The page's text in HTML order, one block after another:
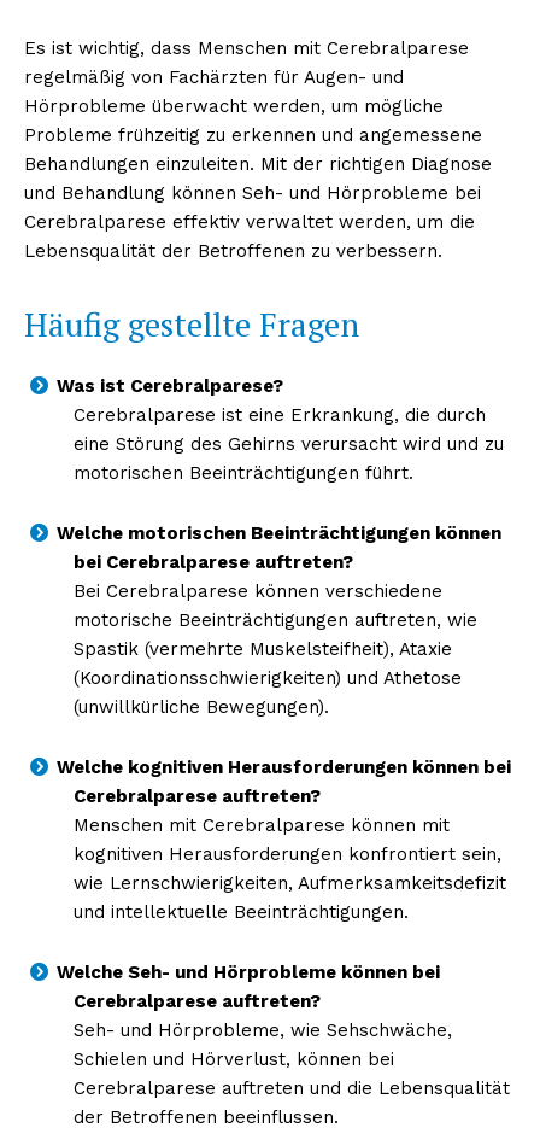
Erhalte unseren
kostenlosen Newsletter
Es ist wichtig, dass Menschen mit Cerebralparese
regelmäßig von Fachärzten für Augen- und
Hörprobleme überwacht werden, um mögliche
Probleme frühzeitig zu erkennen und angemessene
Behandlungen einzuleiten. Mit der richtigen Diagnose
und Behandlung können Seh- und Hörprobleme bei
Cerebralparese effektiv verwaltet werden, um die
Lebensqualität der Betroffenen zu verbessern.
Häufig gestellte Fragen
Was ist Cerebralparese?
Cerebralparese ist eine Erkrankung, die durch
eine Störung des Gehirns verursacht wird und zu
motorischen Beeinträchtigungen führt.
Welche motorischen Beeinträchtigungen können
bei Cerebralparese auftreten?
Bei Cerebralparese können verschiedene
motorische Beeinträchtigungen auftreten, wie
Spastik (vermehrte Muskelsteifheit), Ataxie
(Koordinationsschwierigkeiten) und Athetose
(unwillkürliche Bewegungen).
Welche kognitiven Herausforderungen können bei
Cerebralparese auftreten?
Menschen mit Cerebralparese können mit
kognitiven Herausforderungen konfrontiert sein,
wie Lernschwierigkeiten, Aufmerksamkeitsdefizit
und intellektuelle Beeinträchtigungen.
Welche Seh- und Hörprobleme können bei
Cerebralparese auftreten?
Seh- und Hörprobleme, wie Sehschwäche,
Schielen und Hörverlust, können bei
Cerebralparese auftreten und die Lebensqualität
der Betroffenen beeinflussen.